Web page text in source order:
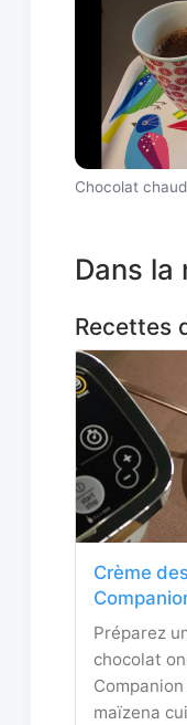
Chocolat
Dans la
Recettes
Crème
Préparez
chocolat
maïzena